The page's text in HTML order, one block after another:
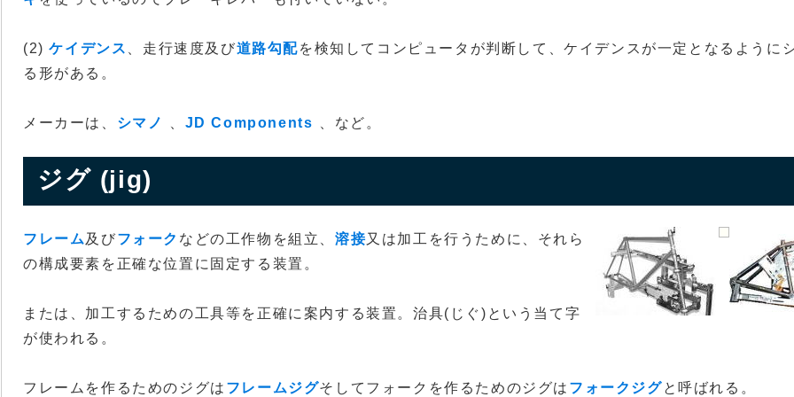
(2)ケイデンス 、走行速度及び道路勾配を検知してコンピュータが判断して、ケイデンスが一定となるように
る形がある。
メーカーは、 シマノ JD Components 、など。
ジグ (jig)
フレーム 及びフォーク などの工作物を組立、溶接又は加工を行うために、それら
の構成要素を正確な位置に固定する装置。
または、加工するための工具等を正確に案内する装置。治具(じぐ)という当て字
が使われる。
フレームを作るためのジグは フレームジグそしてフォークを作るためのジグは フォークジグと呼ばれる。